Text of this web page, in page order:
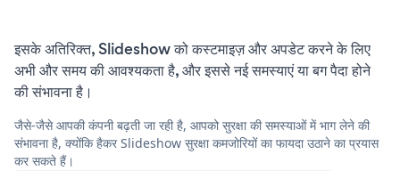
इसके अतिरिक्त, Slideshow को कस्टमाइज़ और अपडेट करने के लिए
अभी और समय की आवश्यकता है, और इससे नई समस्याएं या बग पैदा होने
की संभावना है।
जैसे-जैसे आपकी कंपनी बढ़ती जा रही है, आपको सुरक्षा की समस्याओं में भाग लेने की
संभावना है, क्योंकि हैकर Slideshow सुरक्षा कमजोरियों का फायदा उठाने का प्रयास
कर सकते हैं।